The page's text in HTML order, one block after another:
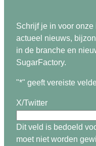
Schrijf je in voor
actueel nieuws,
in de branche en
SugarFactory.
"*" geeft vereiste
X/Twitter
Dit veld is bedoeld
moet niet worden